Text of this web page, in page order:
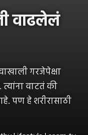
वाढलेलं
गरजेपेक्षा
वाटतं की
पण हे शरीरासाठी